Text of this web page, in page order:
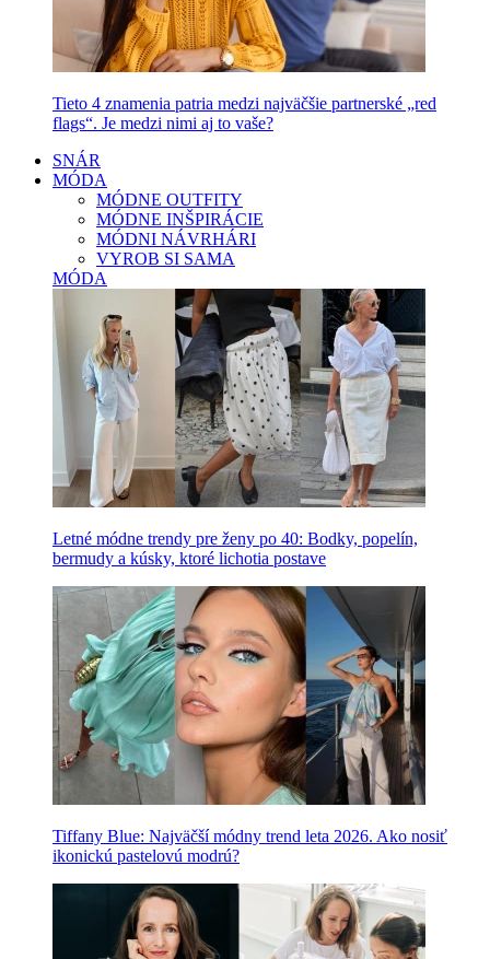
Tieto 4 znamenia patria medzi najväčšie partnerské „red
flags“. Je medzi nimi aj to vaše?
SNÁR
MÓDA
MÓDNE OUTFITY
MÓDNE INŠPIRÁCIE
MÓDNI NÁVRHÁRI
VYROB SI SAMA
MÓDA
Letné módne trendy pre ženy po 40: Bodky, popelín,
bermudy a kúsky, ktoré lichotia postave
Tiffany Blue: Najväčší módny trend leta 2026. Ako nosiť
ikonickú pastelovú modrú?